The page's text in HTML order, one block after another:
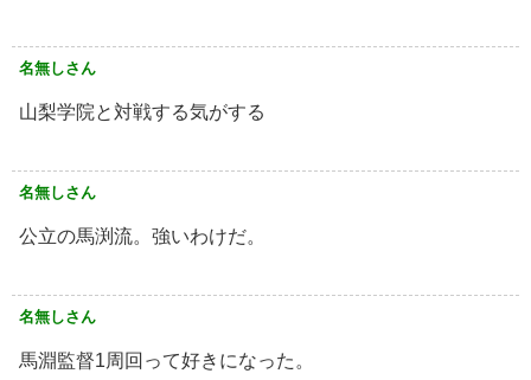
名無しさん
山梨学院と対戦する気がする
名無しさん
公立の馬渕流。強いわけだ。
名無しさん
馬淵監督1周回って好きになった。